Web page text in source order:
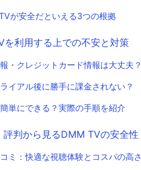
が安全だといえる3つの根拠
を利用する上での不安と対策
・クレジットカード情報は大丈夫？
イアル後に勝手に課金されない？
単にできる？実際の手順を紹介
評判から見るDMM TVの安全性
ミ：快適な視聴体験とコスパの高さ